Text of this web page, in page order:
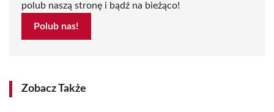
polub naszą stronę i bądź na bieżąco!
Polub nas!
Zobacz Także